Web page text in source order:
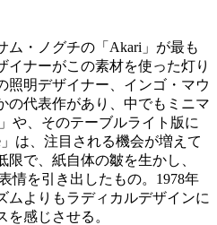
ム・ノグチの「Akari」が最も
イナーがこの素材を使った灯り
照明デザイナー、インゴ・マウ
の代表作があり、中でもミニマ
や、そのテーブルライト版に
は、注目される機会が増えて
で、紙自体の皺を生かし、
情を引き出したもの。1978年
ムよりもラディカルデザインに
感じさせる。